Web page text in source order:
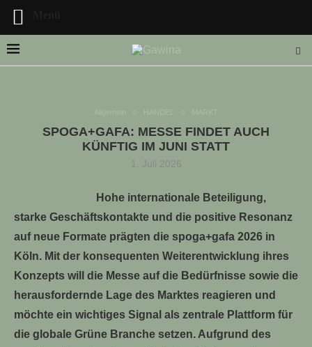
STELLENANGEBOTE!!!
SPOGA+GAFA: MESSE FINDET AUCH
KÜNFTIG IM JUNI STATT
1. Juli 2026
Hohe internationale Beteiligung,
starke Geschäftskontakte und die positive Resonanz
auf neue Formate prägten die spoga+gafa 2026 in
Köln. Mit der konsequenten Weiterentwicklung ihres
Konzepts will die Messe auf die Bedürfnisse sowie die
herausfordernde Lage des Marktes reagieren und
möchte ein wichtiges Signal als zentrale Plattform für
die globale Grüne Branche setzen. Aufgrund des